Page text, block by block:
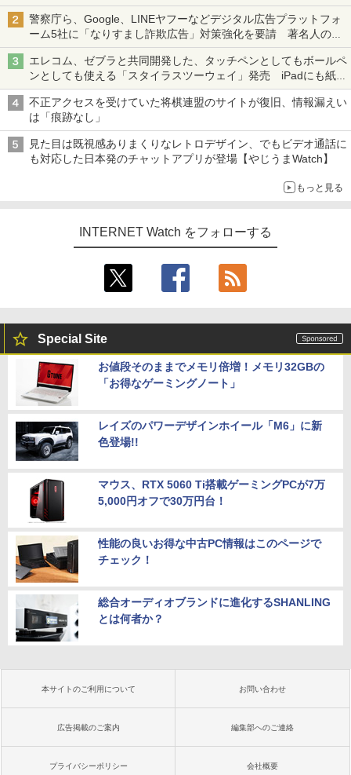
ち・ざ・ろーど！その14】【空いた時間でなにしてる？】
警察庁ら、Google、LINEヤフーなどデジタル広告プラットフォ
ーム5社に「なりすまし詐欺広告」対策強化を要請 著名人の写
真や映像を使った投資詐欺などへの対策として
エレコム、ゼブラと共同開発した、タッチペンとしてもボールペ
ンとしても使える「スタイラスツーウェイ」発売 iPadにも紙に
も、持ち替えずに書き込める
不正アクセスを受けていた将棋連盟のサイトが復旧、情報漏えい
は「痕跡なし」
見た目は既視感ありまくりなレトロデザイン、でもビデオ通話に
も対応した日本発のチャットアプリが登場【やじうまWatch】
もっと見る
INTERNET Watch をフォローする
Special Site
お値段そのままでメモリ倍増！メモリ32GBの
「お得なゲーミングノート」
レイズのパワーデザインホイール「M6」に新
色登場!!
マウス、RTX 5060 Ti搭載ゲーミングPCが7万
5,000円オフで30万円台！
性能の良いお得な中古PC情報はこのページで
チェック！
総合オーディオブランドに進化するSHANLING
とは何者か？
本サイトのご利用について お問い合わせ
広告掲載のご案内 編集部へのご連絡
プライバシーポリシー 会社概要